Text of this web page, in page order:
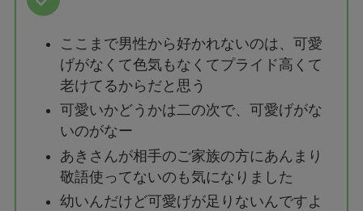
ここまで男性から好かれないのは、可愛
げがなくて色気もなくてプライド高くて
老けてるからだと思う
可愛いかどうかは二の次で、可愛げがな
いのがなー
あきさんが相手のご家族の方にあんまり
敬語使ってないのも気になりました
幼いんだけど可愛げが足りないんですよ